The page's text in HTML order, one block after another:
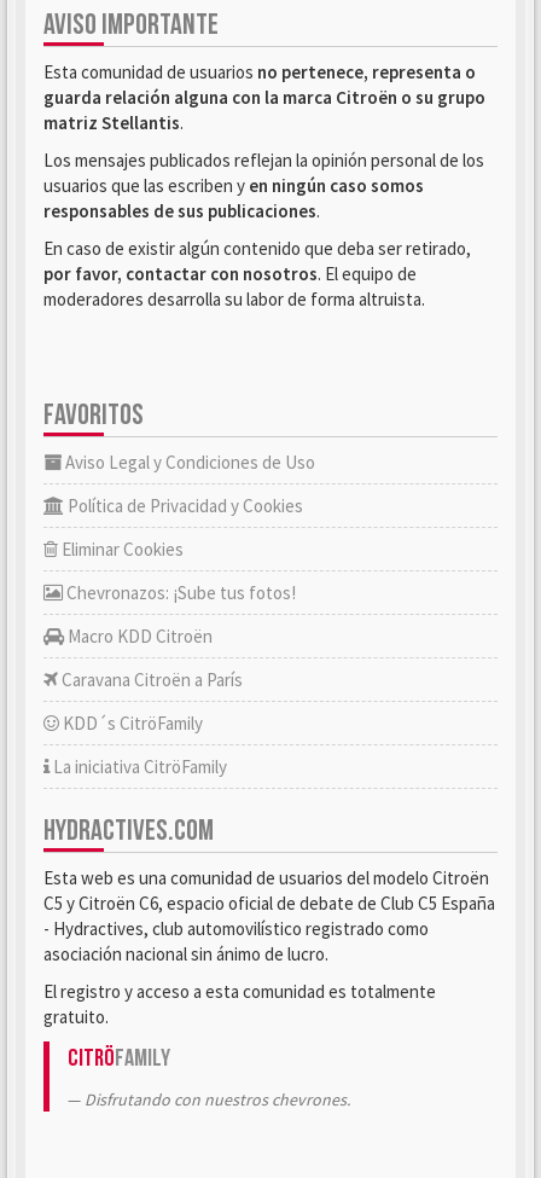
AVISO IMPORTANTE
Esta comunidad de usuarios no pertenece, representa o
guarda relación alguna con la marca Citroën o su grupo
matriz Stellantis.
Los mensajes publicados reflejan la opinión personal de los
usuarios que las escriben y en ningún caso somos
responsables de sus publicaciones.
En caso de existir algún contenido que deba ser retirado,
por favor, contactar con nosotros. El equipo de
moderadores desarrolla su labor de forma altruista.
FAVORITOS
Aviso Legal y Condiciones de Uso
Política de Privacidad y Cookies
Eliminar Cookies
Chevronazos: ¡Sube tus fotos!
Macro KDD Citroën
Caravana Citroën a París
KDD´s CitröFamily
La iniciativa CitröFamily
HYDRACTIVES.COM
Esta web es una comunidad de usuarios del modelo Citroën
C5 y Citroën C6, espacio oficial de debate de Club C5 España
- Hydractives, club automovilístico registrado como
asociación nacional sin ánimo de lucro.
El registro y acceso a esta comunidad es totalmente
gratuito.
CitröFamily
Disfrutando con nuestros chevrones.